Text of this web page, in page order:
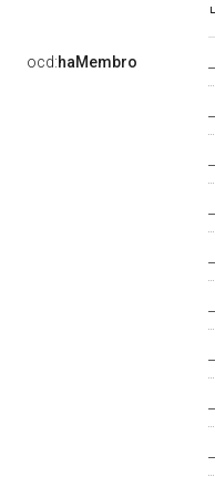
ocd:haMembro